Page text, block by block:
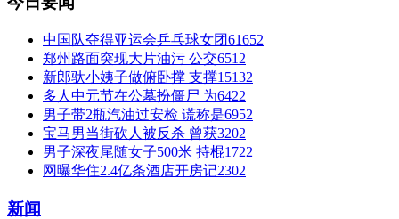
中国队夺得亚运会乒乓球女团61652
郑州路面突现大片油污 公交6512
新郎驮小姨子做俯卧撑 支撑15132
多人中元节在公墓扮僵尸 为6422
男子带2瓶汽油过安检 谎称是6952
宝马男当街砍人被反杀 曾获3202
男子深夜尾随女子500米 持棍1722
网曝华住2.4亿条酒店开房记2302
新闻